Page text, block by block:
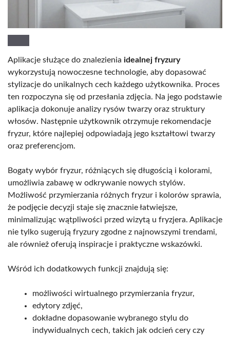
Aplikacje służące do znalezienia idealnej fryzury
wykorzystują nowoczesne technologie, aby dopasować
stylizacje do unikalnych cech każdego użytkownika. Proces
ten rozpoczyna się od przesłania zdjęcia. Na jego podstawie
aplikacja dokonuje analizy rysów twarzy oraz struktury
włosów. Następnie użytkownik otrzymuje rekomendacje
fryzur, które najlepiej odpowiadają jego kształtowi twarzy
oraz preferencjom.
Bogaty wybór fryzur, różniących się długością i kolorami,
umożliwia zabawę w odkrywanie nowych stylów.
Możliwość przymierzania różnych fryzur i kolorów sprawia,
że podjęcie decyzji staje się znacznie łatwiejsze,
minimalizując wątpliwości przed wizytą u fryzjera. Aplikacje
nie tylko sugerują fryzury zgodne z najnowszymi trendami,
ale również oferują inspiracje i praktyczne wskazówki.
Wśród ich dodatkowych funkcji znajdują się:
możliwości wirtualnego przymierzania fryzur,
edytory zdjęć,
dokładne dopasowanie wybranego stylu do
indywidualnych cech, takich jak odcień cery czy